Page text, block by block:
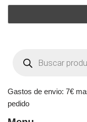
Gastos de envio: 7€
pedido